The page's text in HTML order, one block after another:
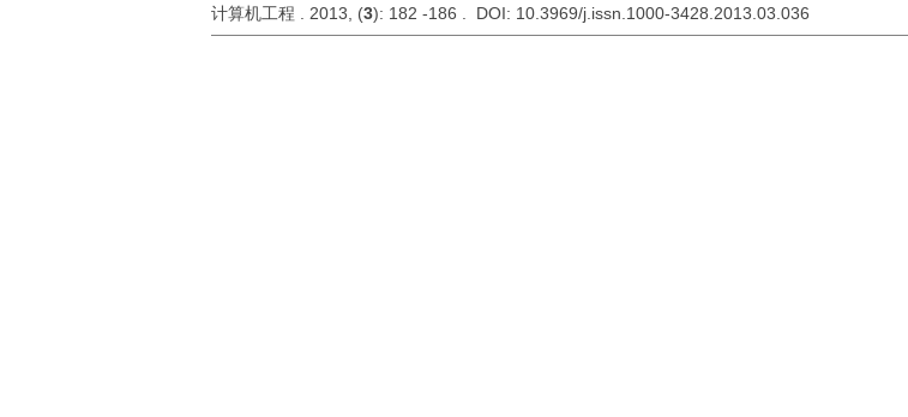
计算机工程 . 2013, (3): 182 -186 . DOI: 10.3969/j.issn.1000-3428.2013.03.036